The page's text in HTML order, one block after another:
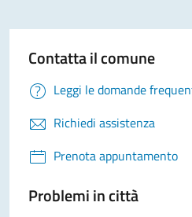
Contatta il comune
Leggi le domande
Richiedi assistenza
Prenota appuntamento
Problemi in città